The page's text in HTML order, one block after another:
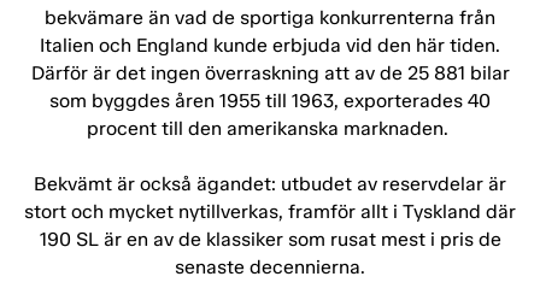
bekvämare än vad de sportiga konkurrenterna från
Italien och England kunde erbjuda vid den här tiden.
Därför är det ingen överraskning att av de 25 881 bilar
som byggdes åren 1955 till 1963, exporterades 40
procent till den amerikanska marknaden.
Bekvämt är också ägandet: utbudet av reservdelar är
stort och mycket nytillverkas, framför allt i Tyskland där
190 SL är en av de klassiker som rusat mest i pris de
senaste decennierna.